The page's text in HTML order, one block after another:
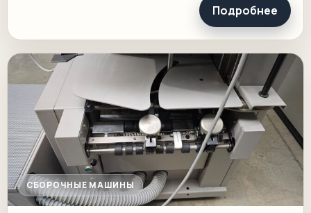
Подробнее
СБОРОЧНЫЕ МАШИНЫ